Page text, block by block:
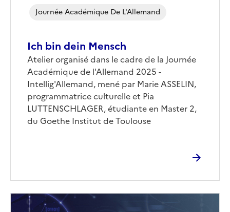
Ich bin dein Mensch
Corps
Atelier organisé dans le cadre de la Journée
Académique de l'Allemand 2025 -
Intellig'Allemand, mené par Marie ASSELIN,
programmatrice culturelle et Pia
LUTTENSCHLAGER, étudiante en Master 2,
du Goethe Institut de Toulouse
Journée Académique De L'Allemand
Image